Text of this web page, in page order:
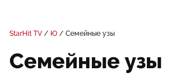
StarHit TV Ю Семейные узы
Семейные узы